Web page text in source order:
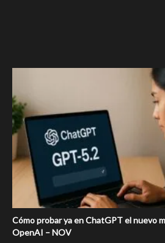
Cómo probar ya en ChatGPT el nuevo
OpenAI – NOV